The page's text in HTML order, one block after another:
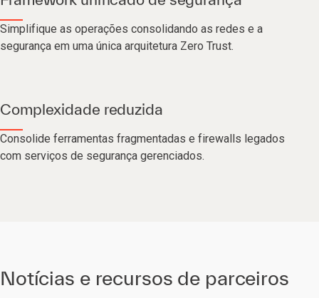
Simplifique as operações consolidando as redes e a
segurança em uma única arquitetura Zero Trust.
Complexidade reduzida
Consolide ferramentas fragmentadas e firewalls legados
com serviços de segurança gerenciados.
Notícias e recursos de parceiros